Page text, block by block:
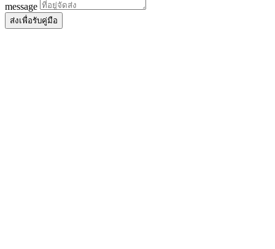
message
ส่งเพื่อรับคู่มือ